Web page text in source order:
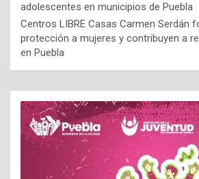
adolescentes en municipios de Puebla
Centros LIBRE Casas Carmen Serdán
protección a mujeres y contribuyen a
en Puebla